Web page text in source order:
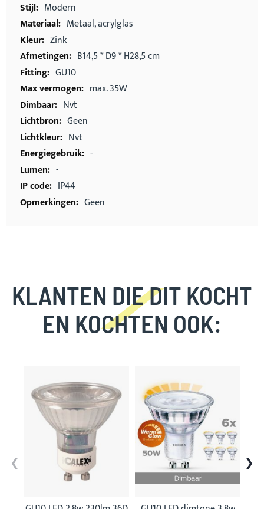
Modern
Metaal, acrylglas
Zink
B14,5 * D9 * H28,5 cm
GU10
max. 35W
Nvt
Geen
Nvt
-
-
IP44
Geen
KLANTEN DIE DIT KOCHT
EN KOCHTEN OOK:
carousel